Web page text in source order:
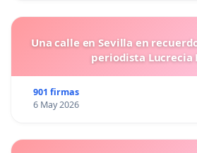
Una calle en Sevilla en
periodista Lucrecia
901 firmas
6 May 2026